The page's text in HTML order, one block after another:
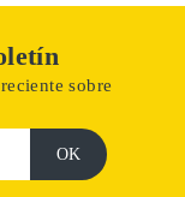
sobre